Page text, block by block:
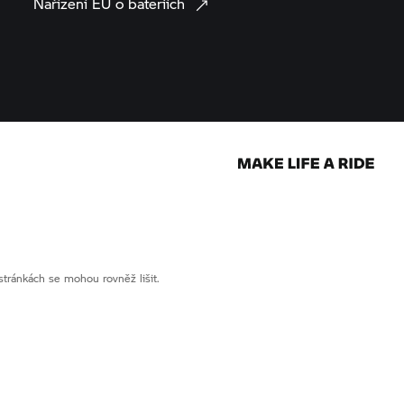
se mohou rovněž lišit.